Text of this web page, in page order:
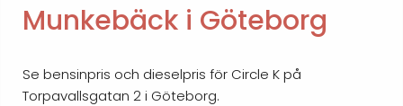
Munkebäck i Göteborg
Se bensinpris och dieselpris för Circle K på
Torpavallsgatan 2 i Göteborg.